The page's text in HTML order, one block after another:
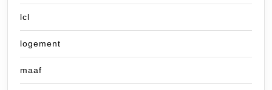
lcl
logement
maaf